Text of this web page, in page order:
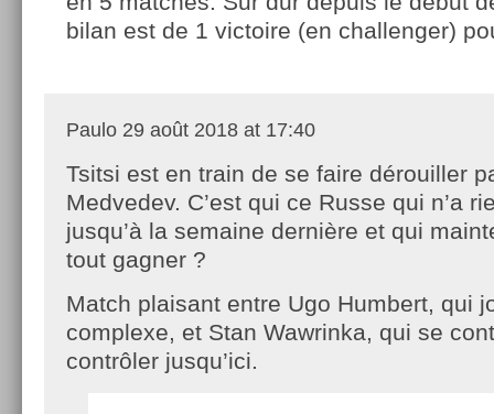
bilan est de 1 victoire (en challenger)
Paulo 29 août 2018 at 17:40
Tsitsi est en train de se faire dérouiller
Medvedev. C’est qui ce Russe qui n’a
jusqu’à la semaine dernière et qui
tout gagner ?
Match plaisant entre Ugo Humbert, qui
complexe, et Stan Wawrinka, qui se
contrôler jusqu’ici.